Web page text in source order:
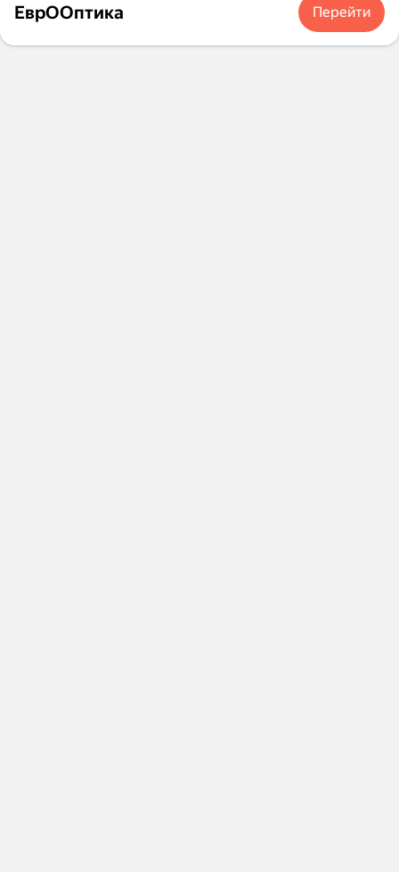
а
ЕврООптика Перейти